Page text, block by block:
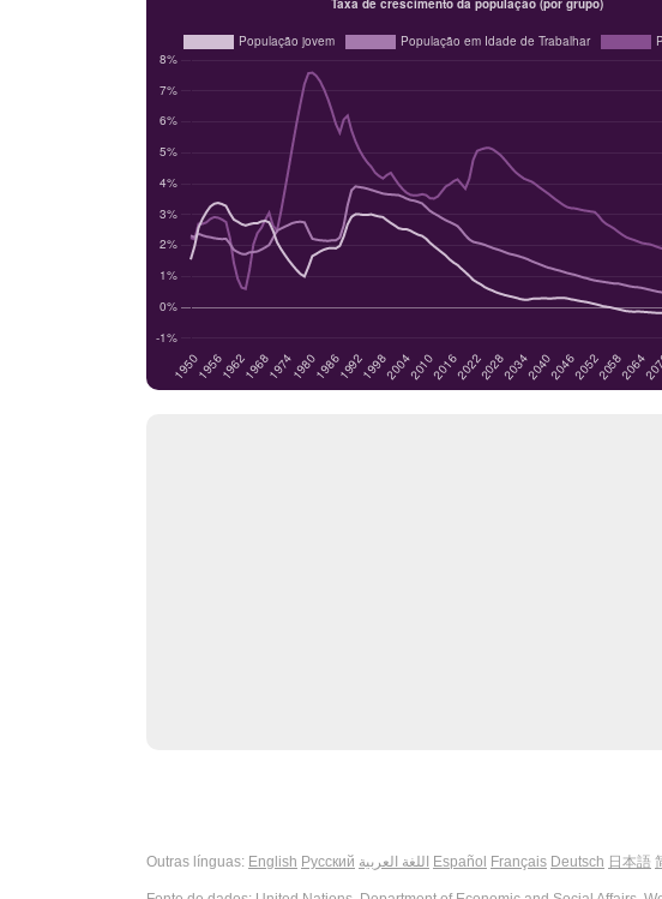
Outras línguas: English Русский اللغة العربية Español Français Deutsch 日本語